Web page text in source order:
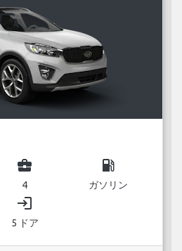
business_center
4
local_gas_station
ガソリン
login
5 ドア